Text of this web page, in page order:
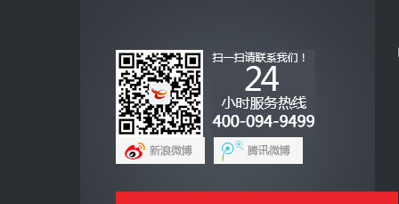
互联网+
企业手机客户端
网上商城云平台